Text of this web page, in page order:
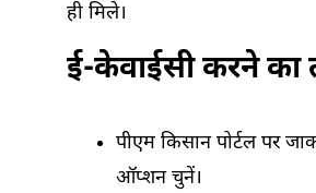
ही मिले।
ई-केवाईसी करने का
पीएम किसान पोर्टल पर
ऑप्शन चुनें।